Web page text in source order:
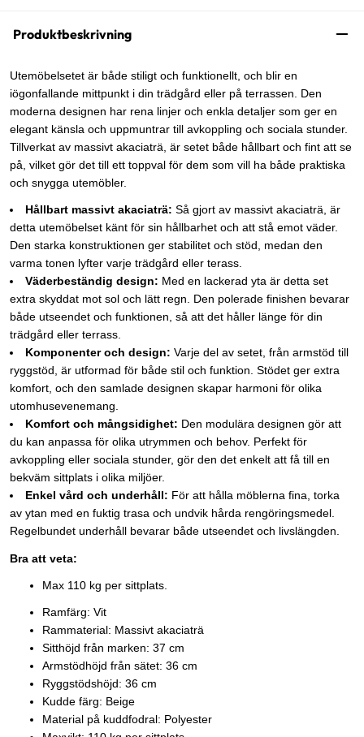
Produktbeskrivning
Utemöbelsetet är både stiligt och funktionellt, och blir en
iögonfallande mittpunkt i din trädgård eller på terrassen. Den
moderna designen har rena linjer och enkla detaljer som ger en
elegant känsla och uppmuntrar till avkoppling och sociala stunder.
Tillverkat av massivt akaciaträ, är setet både hållbart och fint att se
på, vilket gör det till ett toppval för dem som vill ha både praktiska
och snygga utemöbler.
Hållbart massivt akaciaträ: Så gjort av massivt akaciaträ, är
detta utemöbelset känt för sin hållbarhet och att stå emot väder.
Den starka konstruktionen ger stabilitet och stöd, medan den
varma tonen lyfter varje trädgård eller terass.
Väderbeständig design: Med en lackerad yta är detta set
extra skyddat mot sol och lätt regn. Den polerade finishen bevarar
både utseendet och funktionen, så att det håller länge för din
trädgård eller terrass.
Komponenter och design: Varje del av setet, från armstöd till
ryggstöd, är utformad för både stil och funktion. Stödet ger extra
komfort, och den samlade designen skapar harmoni för olika
utomhusevenemang.
Komfort och mångsidighet: Den modulära designen gör att
du kan anpassa för olika utrymmen och behov. Perfekt för
avkoppling eller sociala stunder, gör den det enkelt att få till en
bekväm sittplats i olika miljöer.
Enkel vård och underhåll: För att hålla möblerna fina, torka
av ytan med en fuktig trasa och undvik hårda rengöringsmedel.
Regelbundet underhåll bevarar både utseendet och livslängden.
Bra att veta:
Max 110 kg per sittplats.
Ramfärg: Vit
Rammaterial: Massivt akaciaträ
Sitthöjd från marken: 37 cm
Armstödhöjd från sätet: 36 cm
Ryggstödshöjd: 36 cm
Kudde färg: Beige
Material på kuddfodral: Polyester